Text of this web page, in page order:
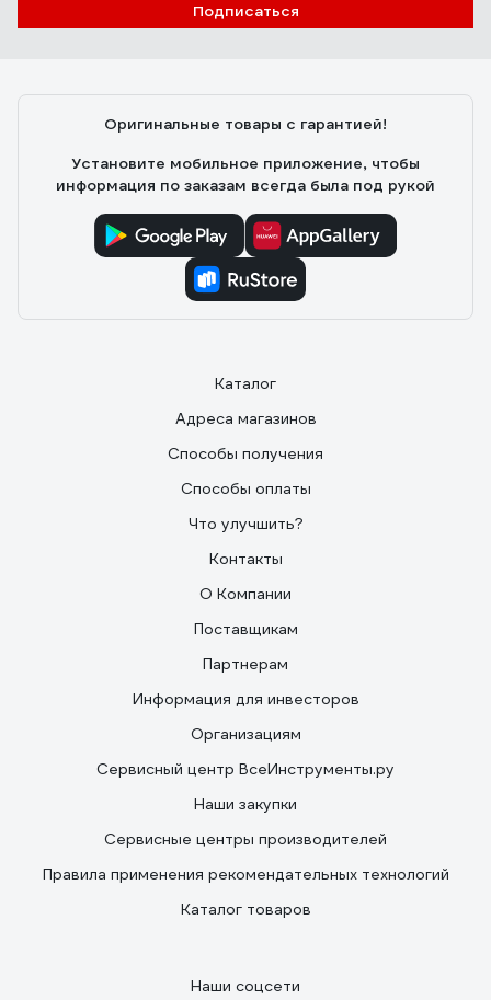
Подписаться
Оригинальные товары с гарантией!
Установите мобильное приложение, чтобы
информация по заказам всегда была под рукой
Каталог
Адреса магазинов
Способы получения
Способы оплаты
Что улучшить?
Контакты
О Компании
Поставщикам
Партнерам
Информация для инвесторов
Организациям
Сервисный центр ВсеИнструменты.ру
Наши закупки
Сервисные центры производителей
Правила применения рекомендательных технологий
Каталог товаров
Наши соцсети